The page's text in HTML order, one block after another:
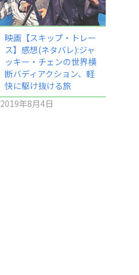
映画【スキップ・トレー
ス】感想(ネタバレ):ジャ
ッキー・チェンの世界横
断バディアクション、軽
快に駆け抜ける旅
2019年8月4日